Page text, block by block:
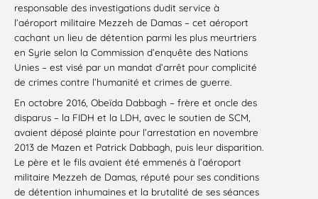
responsable des investigations dudit service à
l’aéroport militaire Mezzeh de Damas – cet aéroport
cachant un lieu de détention parmi les plus meurtriers
en Syrie selon la Commission d’enquête des Nations
Unies – est visé par un mandat d’arrêt pour complicité
de crimes contre l’humanité et crimes de guerre.
En octobre 2016, Obeïda Dabbagh – frère et oncle des
disparus – la FIDH et la LDH, avec le soutien de SCM,
avaient déposé plainte pour l’arrestation en novembre
2013 de Mazen et Patrick Dabbagh, puis leur disparition.
Le père et le fils avaient été emmenés à l’aéroport
militaire Mezzeh de Damas, réputé pour ses conditions
de détention inhumaines et la brutalité de ses séances